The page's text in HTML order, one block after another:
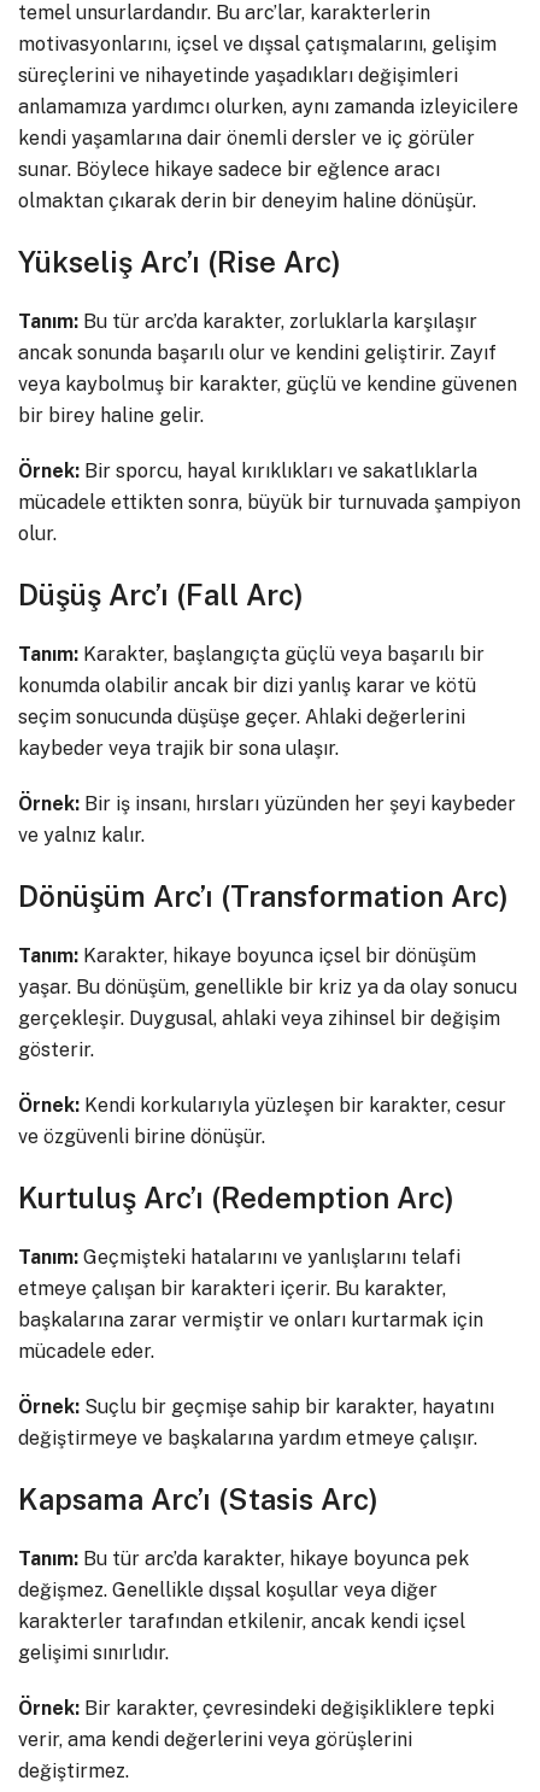
temel unsurlardandır. Bu arc’lar, karakterlerin
motivasyonlarını, içsel ve dışsal çatışmalarını, gelişim
süreçlerini ve nihayetinde yaşadıkları değişimleri
anlamamıza yardımcı olurken, aynı zamanda izleyicilere
kendi yaşamlarına dair önemli dersler ve iç görüler
sunar. Böylece hikaye sadece bir eğlence aracı
olmaktan çıkarak derin bir deneyim haline dönüşür.
Yükseliş Arc’ı (Rise Arc)
Tanım: Bu tür arc’da karakter, zorluklarla karşılaşır
ancak sonunda başarılı olur ve kendini geliştirir. Zayıf
veya kaybolmuş bir karakter, güçlü ve kendine güvenen
bir birey haline gelir.
Örnek: Bir sporcu, hayal kırıklıkları ve sakatlıklarla
mücadele ettikten sonra, büyük bir turnuvada şampiyon
olur.
Düşüş Arc’ı (Fall Arc)
Tanım: Karakter, başlangıçta güçlü veya başarılı bir
konumda olabilir ancak bir dizi yanlış karar ve kötü
seçim sonucunda düşüşe geçer. Ahlaki değerlerini
kaybeder veya trajik bir sona ulaşır.
Örnek: Bir iş insanı, hırsları yüzünden her şeyi kaybeder
ve yalnız kalır.
Dönüşüm Arc’ı (Transformation Arc)
Tanım: Karakter, hikaye boyunca içsel bir dönüşüm
yaşar. Bu dönüşüm, genellikle bir kriz ya da olay sonucu
gerçekleşir. Duygusal, ahlaki veya zihinsel bir değişim
gösterir.
Örnek: Kendi korkularıyla yüzleşen bir karakter, cesur
ve özgüvenli birine dönüşür.
Kurtuluş Arc’ı (Redemption Arc)
Tanım: Geçmişteki hatalarını ve yanlışlarını telafi
etmeye çalışan bir karakteri içerir. Bu karakter,
başkalarına zarar vermiştir ve onları kurtarmak için
mücadele eder.
Örnek: Suçlu bir geçmişe sahip bir karakter, hayatını
değiştirmeye ve başkalarına yardım etmeye çalışır.
Kapsama Arc’ı (Stasis Arc)
Tanım: Bu tür arc’da karakter, hikaye boyunca pek
değişmez. Genellikle dışsal koşullar veya diğer
karakterler tarafından etkilenir, ancak kendi içsel
gelişimi sınırlıdır.
Örnek: Bir karakter, çevresindeki değişikliklere tepki
verir, ama kendi değerlerini veya görüşlerini
değiştirmez.